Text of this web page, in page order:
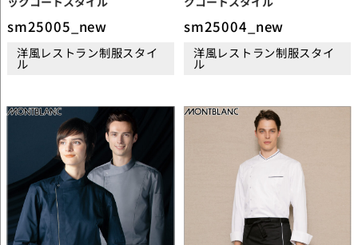
sm25005_new
洋風レストラン制服スタイ
ル
sm25004_new
洋風レストラン制服スタイ
ル